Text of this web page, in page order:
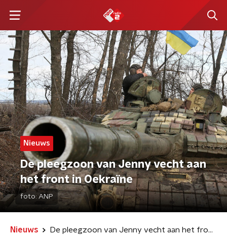
Nieuws
De pleegzoon van Jenny vecht aan
het front in Oekraïne
foto: ANP
Nieuws De pleegzoon van Jenny vecht aan het front in Oekraïne